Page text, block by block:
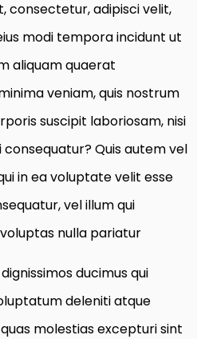
consectetur, adipisci velit,
modi tempora incidunt ut
aliquam quaerat
veniam, quis nostrum
suscipit laboriosam, nisi
Quis autem vel
in ea voluptate velit esse
vel illum qui
nulla pariatur
ducimus qui
deleniti atque
molestias excepturi sint